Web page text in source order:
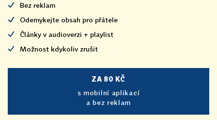
Bez reklam
Odemykejte obsah pro přátele
Články v audioverzi + playlist
Možnost kdykoliv zrušit
ZA 80 KČ
s mobilní aplikací
a bez reklam